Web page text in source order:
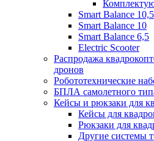
Smart Balance 10,5
Smart Balance 10
Smart Balance 6,5
Electric Scooter
Распродажа
дронов
Робототехнические
БПЛА самолетного
Кейсы и рюкзаки для
Кейсы для
Рюкзаки для
Другие системы